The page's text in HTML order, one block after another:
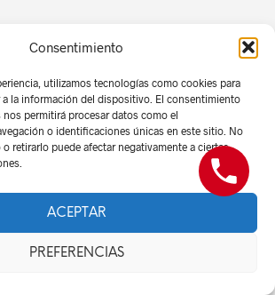
Consentimiento
utilizamos tecnologías como cookies para
a la información del dispositivo. El consentimiento
nos permitirá procesar datos como el
o identificaciones únicas en este sitio. No
retirarlo puede afectar negativamente a ciertas
ACEPTAR
PREFERENCIAS
Reservados - Red Suministros 2026